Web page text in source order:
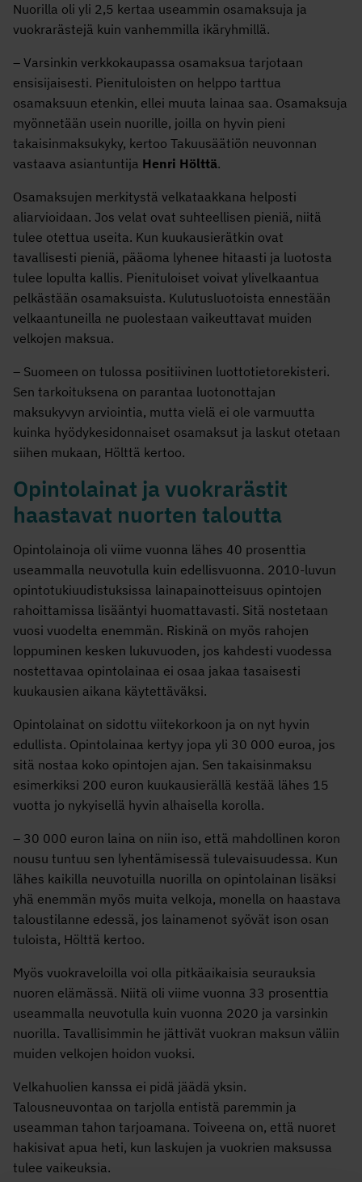
Nuorilla oli yli 2,5 kertaa useammin osamaksuja ja
vuokrarästejä kuin vanhemmilla ikäryhmillä.
– Varsinkin verkkokaupassa osamaksua tarjotaan
ensisijaisesti. Pienituloisten on helppo tarttua
osamaksuun etenkin, ellei muuta lainaa saa. Osamaksuja
myönnetään usein nuorille, joilla on hyvin pieni
takaisinmaksukyky, kertoo Takuusäätiön neuvonnan
vastaava asiantuntija Henri Hölttä.
Osamaksujen merkitystä velkataakkana helposti
aliarvioidaan. Jos velat ovat suhteellisen pieniä, niitä
tulee otettua useita. Kun kuukausierätkin ovat
tavallisesti pieniä, pääoma lyhenee hitaasti ja luotosta
tulee lopulta kallis. Pienituloiset voivat ylivelkaantua
pelkästään osamaksuista. Kulutusluotoista ennestään
velkaantuneilla ne puolestaan vaikeuttavat muiden
velkojen maksua.
– Suomeen on tulossa positiivinen luottotietorekisteri.
Sen tarkoituksena on parantaa luotonottajan
maksukyvyn arviointia, mutta vielä ei ole varmuutta
kuinka hyödykesidonnaiset osamaksut ja laskut otetaan
siihen mukaan, Hölttä kertoo.
Opintolainat ja vuokrarästit
haastavat nuorten taloutta
Opintolainoja oli viime vuonna lähes 40 prosenttia
useammalla neuvotulla kuin edellisvuonna. 2010-luvun
opintotukiuudistuksissa lainapainotteisuus opintojen
rahoittamissa lisääntyi huomattavasti. Sitä nostetaan
vuosi vuodelta enemmän. Riskinä on myös rahojen
loppuminen kesken lukuvuoden, jos kahdesti vuodessa
nostettavaa opintolainaa ei osaa jakaa tasaisesti
kuukausien aikana käytettäväksi.
Opintolainat on sidottu viitekorkoon ja on nyt hyvin
edullista. Opintolainaa kertyy jopa yli 30 000 euroa, jos
sitä nostaa koko opintojen ajan. Sen takaisinmaksu
esimerkiksi 200 euron kuukausierällä kestää lähes 15
vuotta jo nykyisellä hyvin alhaisella korolla.
– 30 000 euron laina on niin iso, että mahdollinen koron
nousu tuntuu sen lyhentämisessä tulevaisuudessa. Kun
lähes kaikilla neuvotuilla nuorilla on opintolainan lisäksi
yhä enemmän myös muita velkoja, monella on haastava
taloustilanne edessä, jos lainamenot syövät ison osan
tuloista, Hölttä kertoo.
Myös vuokraveloilla voi olla pitkäaikaisia seurauksia
nuoren elämässä. Niitä oli viime vuonna 33 prosenttia
useammalla neuvotulla kuin vuonna 2020 ja varsinkin
nuorilla. Tavallisimmin he jättivät vuokran maksun väliin
muiden velkojen hoidon vuoksi.
Velkahuolien kanssa ei pidä jäädä yksin.
Talousneuvontaa on tarjolla entistä paremmin ja
useamman tahon tarjoamana. Toiveena on, että nuoret
hakisivat apua heti, kun laskujen ja vuokrien maksussa
tulee vaikeuksia.